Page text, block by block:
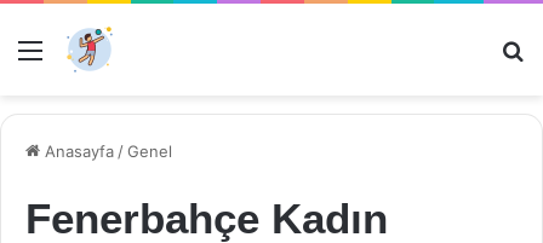
Menü
Anasayfa /Genel
Fenerbahçe Kadın